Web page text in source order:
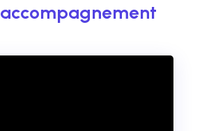
accompagnement